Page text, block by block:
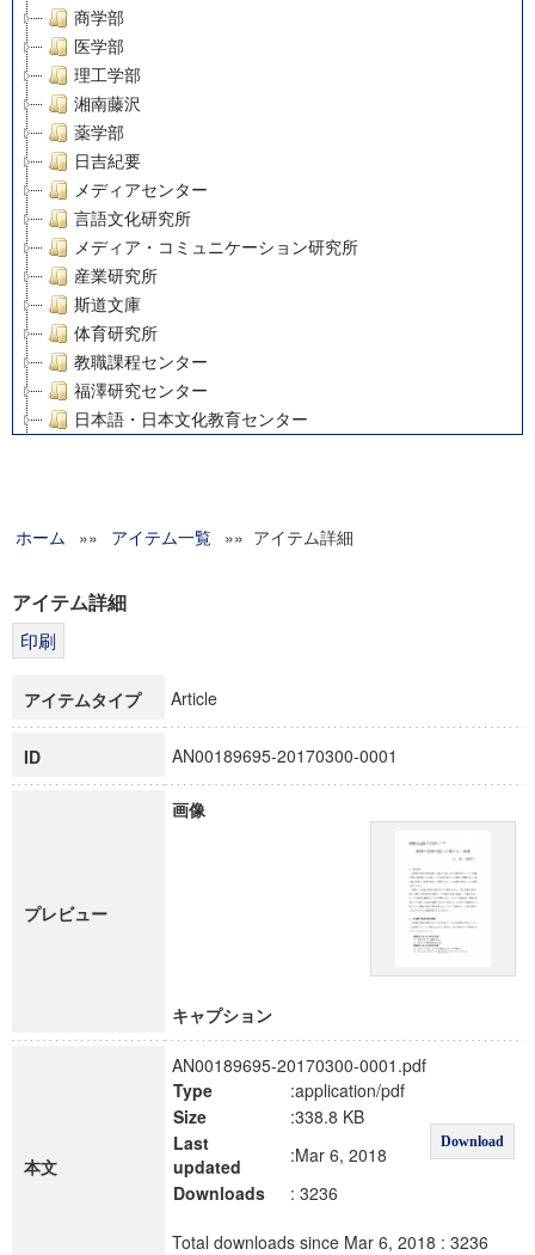
商学部
医学部
理工学部
湘南藤沢
薬学部
日吉紀要
メディアセンター
言語文化研究所
メディア・コミュニケーション研究所
産業研究所
斯道文庫
体育研究所
教職課程センター
福澤研究センター
日本語・日本文化教育センター
グローバルリサーチインスティテュート
科学研究費補助金研究成果報告書
博士課程教育リーディングプログラム「超成熟社会発展のサ
ホーム »» アイテム一覧 »» アイテム詳細
アイテム詳細
アイテムタイプ Article
ID AN00189695-20170300-0001
プレビュー
画像
キャプション
本文
AN00189695-20170300-0001.pdf
Type
:application/pdf
Download
Size
:338.8 KB
Last
updated
:Mar 6, 2018
Downloads
: 3236
Total downloads since Mar 6, 2018 : 3236